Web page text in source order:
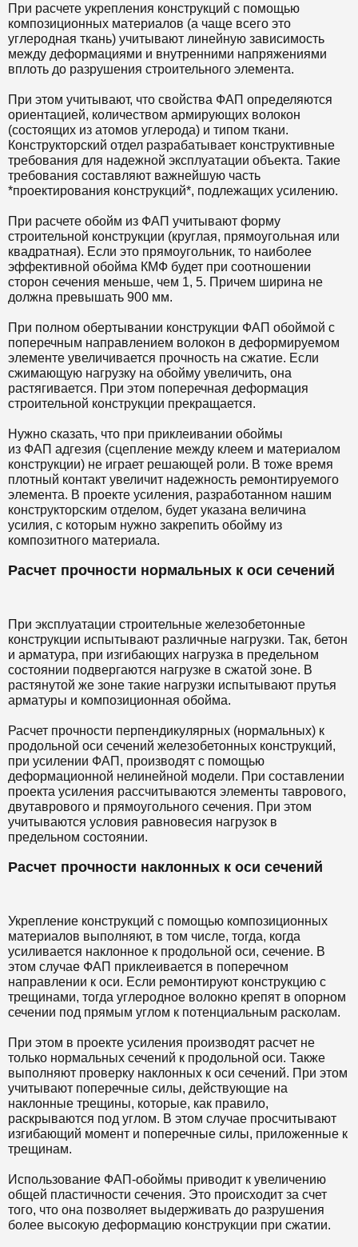
При расчете укрепления конструкций с помощью
композиционных материалов (а чаще всего это
углеродная ткань) учитывают линейную зависимость
между деформациями и внутренними напряжениями
вплоть до разрушения строительного элемента.
При этом учитывают, что свойства ФАП определяются
ориентацией, количеством армирующих волокон
(состоящих из атомов углерода) и типом ткани.
Конструкторский отдел разрабатывает конструктивные
требования для надежной эксплуатации объекта. Такие
требования составляют важнейшую часть
*проектирования конструкций*, подлежащих усилению.
При расчете обойм из ФАП учитывают форму
строительной конструкции (круглая, прямоугольная или
квадратная). Если это прямоугольник, то наиболее
эффективной обойма КМФ будет при соотношении
сторон сечения меньше, чем 1, 5. Причем ширина не
должна превышать 900 мм.
При полном обертывании конструкции ФАП обоймой с
поперечным направлением волокон в деформируемом
элементе увеличивается прочность на сжатие. Если
сжимающую нагрузку на обойму увеличить, она
растягивается. При этом поперечная деформация
строительной конструкции прекращается.
Нужно сказать, что при приклеивании обоймы
из ФАП адгезия (сцепление между клеем и материалом
конструкции) не играет решающей роли. В тоже время
плотный контакт увеличит надежность ремонтируемого
элемента. В проекте усиления, разработанном нашим
конструкторским отделом, будет указана величина
усилия, с которым нужно закрепить обойму из
композитного материала.
Расчет прочности нормальных к оси сечений
При эксплуатации строительные железобетонные
конструкции испытывают различные нагрузки. Так, бетон
и арматура, при изгибающих нагрузка в предельном
состоянии подвергаются нагрузке в сжатой зоне. В
растянутой же зоне такие нагрузки испытывают прутья
арматуры и композиционная обойма.
Расчет прочности перпендикулярных (нормальных) к
продольной оси сечений железобетонных конструкций,
при усилении ФАП, производят с помощью
деформационной нелинейной модели. При составлении
проекта усиления рассчитываются элементы таврового,
двутаврового и прямоугольного сечения. При этом
учитываются условия равновесия нагрузок в
предельном состоянии.
Расчет прочности наклонных к оси сечений
Укрепление конструкций с помощью композиционных
материалов выполняют, в том числе, тогда, когда
усиливается наклонное к продольной оси, сечение. В
этом случае ФАП приклеивается в поперечном
направлении к оси. Если ремонтируют конструкцию с
трещинами, тогда углеродное волокно крепят в опорном
сечении под прямым углом к потенциальным расколам.
При этом в проекте усиления производят расчет не
только нормальных сечений к продольной оси. Также
выполняют проверку наклонных к оси сечений. При этом
учитывают поперечные силы, действующие на
наклонные трещины, которые, как правило,
раскрываются под углом. В этом случае просчитывают
изгибающий момент и поперечные силы, приложенные к
трещинам.
Использование ФАП-обоймы приводит к увеличению
общей пластичности сечения. Это происходит за счет
того, что она позволяет выдерживать до разрушения
более высокую деформацию конструкции при сжатии.